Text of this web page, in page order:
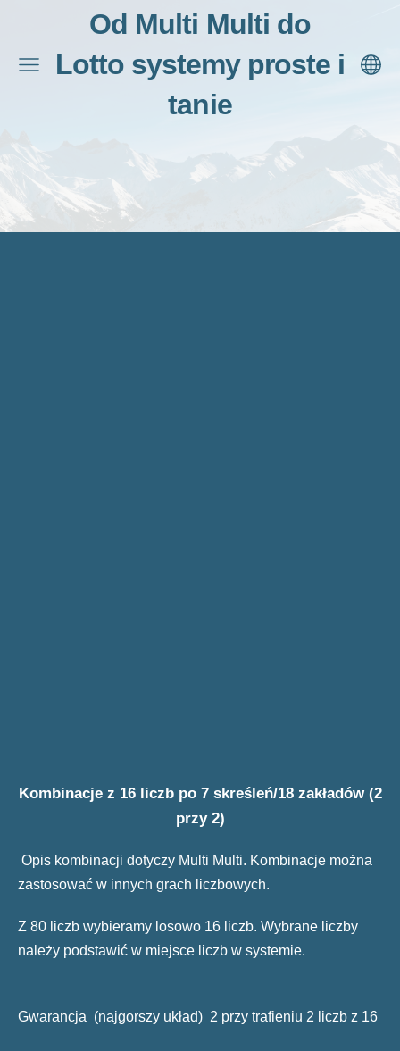
Od Multi Multi do
Lotto systemy proste i
tanie
Kombinacje z 16 liczb po 7 skreśleń/18 zakładów (2
przy 2)
Opis kombinacji dotyczy Multi Multi. Kombinacje można
zastosować w innych grach liczbowych.
Z 80 liczb wybieramy losowo 16 liczb. Wybrane liczby
należy podstawić w miejsce liczb w systemie.
Gwarancja (najgorszy układ) 2 przy trafieniu 2 liczb z 16